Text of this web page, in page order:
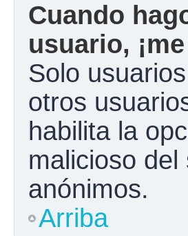
Cuando
usuario,
Solo
otros
habilita la
malicioso
anónimos.
Arriba